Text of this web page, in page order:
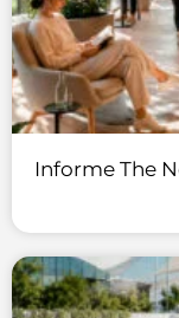
Informe The